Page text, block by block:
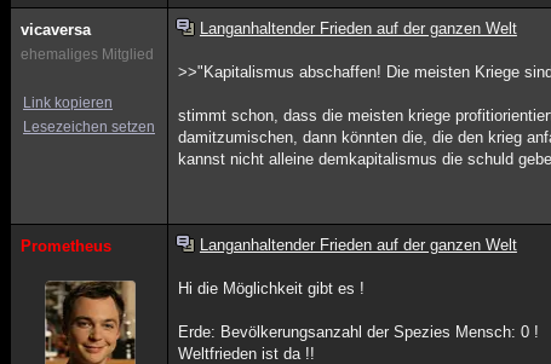
vicaversa
ehemaliges Mitglied
Link kopieren
Lesezeichen setzen
Langanhaltender Frieden auf der ganzen Welt
>>"Kapitalismus abschaffen! Die meisten Kriege
stimmt schon, dass die meisten kriege
damitzumischen, dann könnten die, die den krieg
kannst nicht alleine demkapitalismus die schuld
Prometheus Langanhaltender Frieden auf der ganzen Welt
Hi die Möglichkeit gibt es !
Erde: Bevölkerungsanzahl der Spezies Mensch: 0 !
Weltfrieden ist da !!